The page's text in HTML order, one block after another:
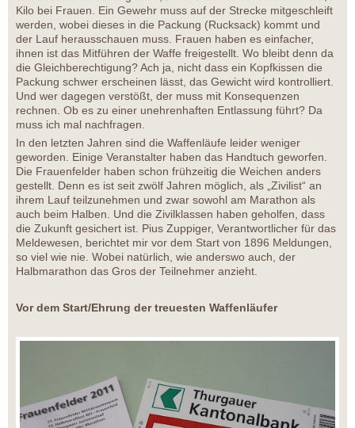
Kilo bei Frauen. Ein Gewehr muss auf der Strecke mitgeschleift
werden, wobei dieses in die Packung (Rucksack) kommt und
der Lauf herausschauen muss. Frauen haben es einfacher,
ihnen ist das Mitführen der Waffe freigestellt. Wo bleibt denn da
die Gleichberechtigung? Ach ja, nicht dass ein Kopfkissen die
Packung schwer erscheinen lässt, das Gewicht wird kontrolliert.
Und wer dagegen verstößt, der muss mit Konsequenzen
rechnen. Ob es zu einer unehrenhaften Entlassung führt? Da
muss ich mal nachfragen.
In den letzten Jahren sind die Waffenläufe leider weniger
geworden. Einige Veranstalter haben das Handtuch geworfen.
Die Frauenfelder haben schon frühzeitig die Weichen anders
gestellt. Denn es ist seit zwölf Jahren möglich, als „Zivilist“ an
ihrem Lauf teilzunehmen und zwar sowohl am Marathon als
auch beim Halben. Und die Zivilklassen haben geholfen, dass
die Zukunft gesichert ist. Pius Zuppiger, Verantwortlicher für das
Meldewesen, berichtet mir vor dem Start von 1896 Meldungen,
so viel wie nie. Wobei natürlich, wie anderswo auch, der
Halbmarathon das Gros der Teilnehmer anzieht.
Vor dem Start/Ehrung der treuesten Waffenläufer